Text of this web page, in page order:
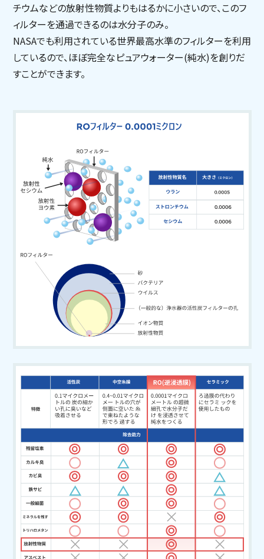
チウムなどの放射性物質よりもはるかに小さいので、このフ
ィルターを通過できるのは水分子のみ。
NASAでも利用されている世界最高水準のフィルターを利用
しているので、ほぼ完全なピュアウォーター(純水)を創りだ
すことができます。